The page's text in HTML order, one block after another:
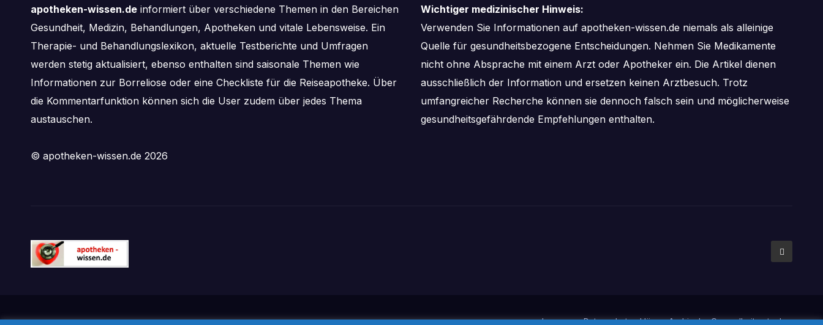
apotheken-wissen.de informiert über verschiedene Themen in den Bereichen
Gesundheit, Medizin, Behandlungen, Apotheken und vitale Lebensweise. Ein
Therapie- und Behandlungslexikon, aktuelle Testberichte und Umfragen
werden stetig aktualisiert, ebenso enthalten sind saisonale Themen wie
Informationen zur Borreliose oder eine Checkliste für die Reiseapotheke. Über
die Kommentarfunktion können sich die User zudem über jedes Thema
austauschen.
© apotheken-wissen.de 2026
Wichtiger medizinischer Hinweis:
Verwenden Sie Informationen auf apotheken-wissen.de niemals als alleinige
Quelle für gesundheitsbezogene Entscheidungen. Nehmen Sie Medikamente
nicht ohne Absprache mit einem Arzt oder Apotheker ein. Die Artikel dienen
ausschließlich der Information und ersetzen keinen Arztbesuch. Trotz
umfangreicher Recherche können sie dennoch falsch sein und möglicherweise
gesundheitsgefährdende Empfehlungen enthalten.
ImpressumDatenschutzerklärungArchiv der Gesundheitsratgeber